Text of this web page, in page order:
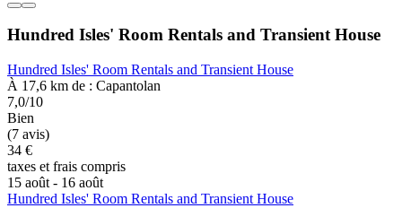
Hundred Isles' Room Rentals and Transient House
Hundred Isles' Room Rentals and Transient House
À 17,6 km de : Capantolan
7,0/10
Bien
(7 avis)
34 €
taxes et frais compris
15 août - 16 août
Hundred Isles' Room Rentals and Transient House